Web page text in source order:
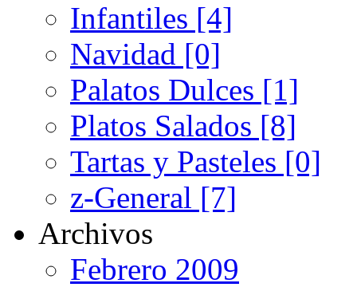
Infantiles [4]
Navidad [0]
Palatos Dulces [1]
Platos Salados [8]
Tartas y Pasteles [0]
z-General [7]
Archivos
Febrero 2009